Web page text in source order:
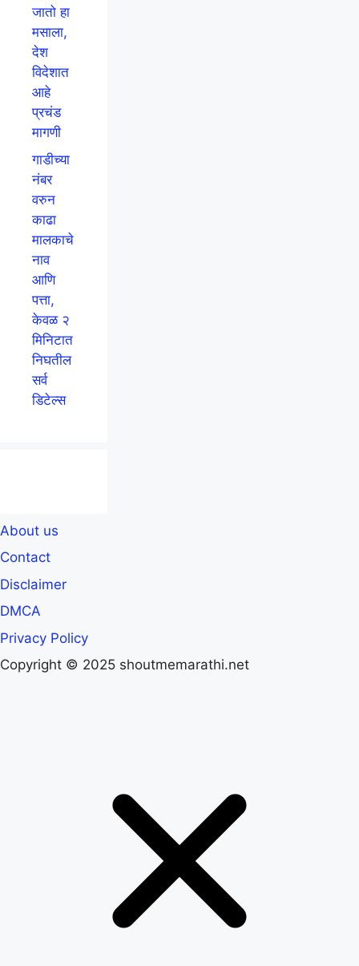
जातो हा
मसाला,
देश
विदेशात
आहे
प्रचंड
मागणी
गाडीच्या
नंबर
वरुन
काढा
मालकाचे
नाव
आणि
पत्ता,
केवळ २
मिनिटात
निघतील
सर्व
डिटेल्स
About us
Contact
Disclaimer
DMCA
Privacy Policy
Copyright © 2025 shoutmemarathi.net